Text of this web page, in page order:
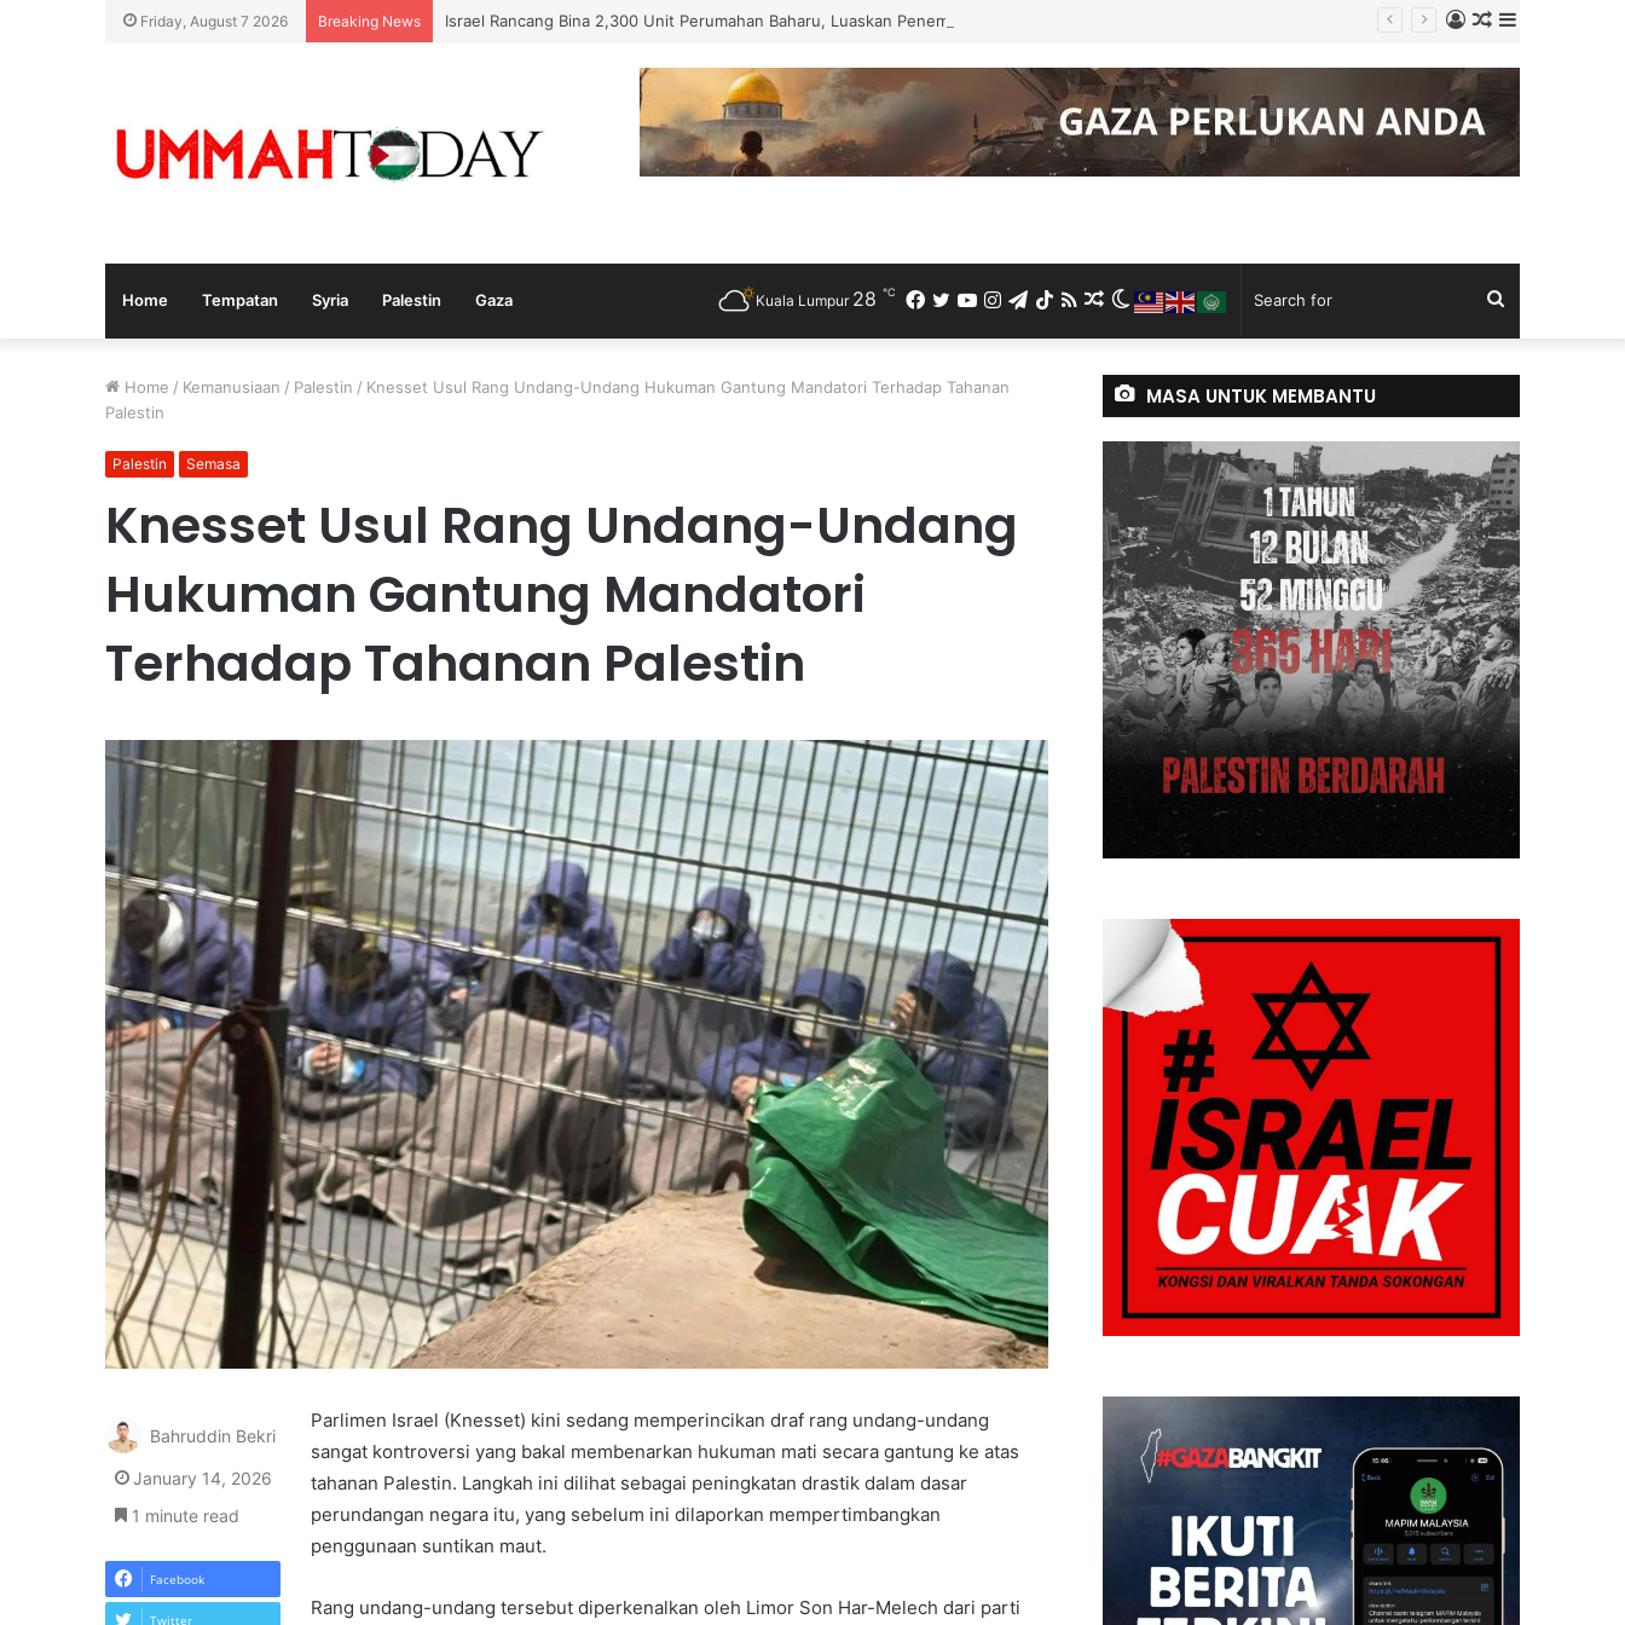
Friday, August 7 2026 Breaking News Israel Rancang Bina 2,300 Unit Perumahan Baharu, Luaskan Penempatan Haram di Baitulmaqdis Timur
Random
Article
Log
In
Home Tempatan Syria Palestin Gaza
for
Switch
skin
Random
Article
RSS
TikTok
Telegram
Instagram
YouTube
Twitter
Facebook
Kuala Lumpur 28 ℃
Home / Kemanusiaan / Palestin / Knesset Usul Rang Undang-Undang Hukuman Gantung Mandatori Terhadap Tahanan
Palestin
Palestin Semasa
Knesset Usul Rang Undang-Undang
Hukuman Gantung Mandatori
Terhadap Tahanan Palestin
Parlimen Israel (Knesset) kini sedang memperincikan draf rang undang-undang
sangat kontroversi yang bakal membenarkan hukuman mati secara gantung ke atas
tahanan Palestin. Langkah ini dilihat sebagai peningkatan drastik dalam dasar
perundangan negara itu, yang sebelum ini dilaporkan mempertimbangkan
penggunaan suntikan maut.
Rang undang-undang tersebut diperkenalkan oleh Limor Son Har-Melech dari parti
Bahruddin Bekri
January 14, 2026
1 minute read
Facebook
Twitter
MASA UNTUK MEMBANTU